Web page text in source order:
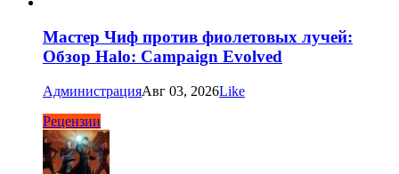
Мастер Чиф против фиолетовых лучей:
Обзор Halo: Campaign Evolved
АдминистрацияАвг 03, 2026Like
Рецензии